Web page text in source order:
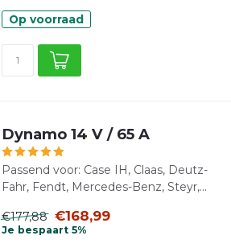
Op voorraad
Dynamo 14 V / 65 A
Passend voor: Case IH, Claas, Deutz-
Fahr, Fendt, Mercedes-Benz, Steyr,...
€177,88 €168,99
Je bespaart 5%